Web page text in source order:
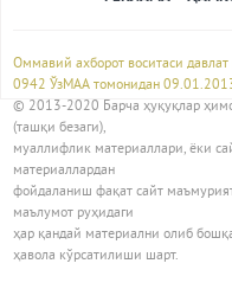
Оммавий ахборот воситаси
0942 ЎзМАА томонидан
© 2013-2020 Барча ҳуқуқлар
(ташқи безаги),
муаллифлик материаллари, ёки
материаллардан
фойдаланиш фақат сайт
маълумот руҳидаги
ҳар қандай материални олиб
ҳавола кўрсатилиши шарт.